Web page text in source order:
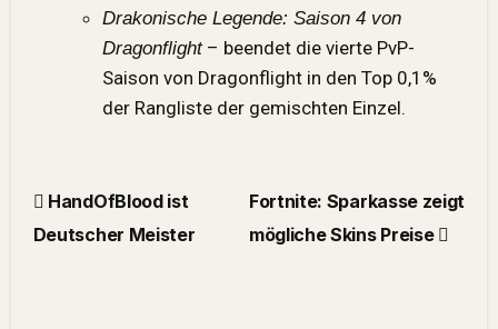
Drakonische Legende: Saison 4 von
Dragonflight– beendet die vierte PvP-
Saison von Dragonflight in den Top 0,1%
der Rangliste der gemischten Einzel.
HandOfBlood ist
Deutscher Meister
Fortnite: Sparkasse zeigt
mögliche Skins Preise